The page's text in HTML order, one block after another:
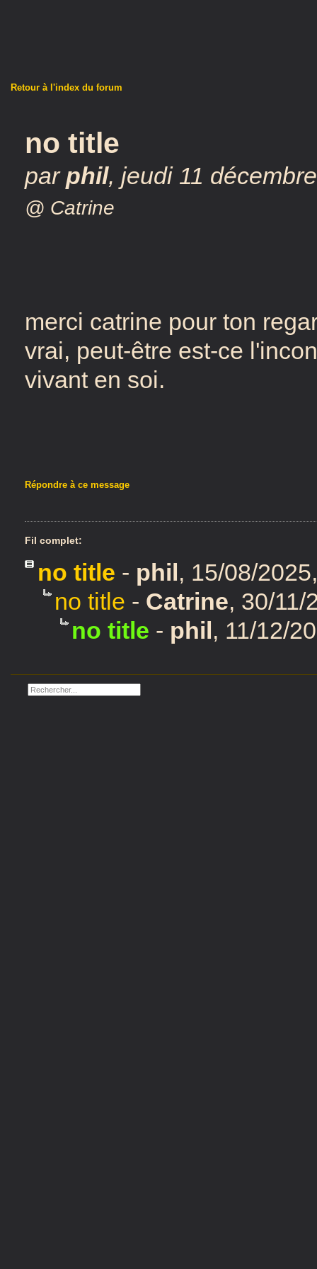
Retour à l'index du forum
no title
par phil, jeudi 11
@ Catrine
merci catrine pour ton
vrai, peut-être est-ce
vivant en soi.
Répondre à ce message
Fil complet:
no title - phil, 15/08/
no title - Catrine, 30/11/
no title - phil, 11/12/